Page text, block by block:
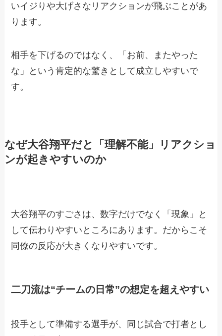
いイジりや大げさなリアクションが飛ぶことがあ
ります。
相手を下げるのではなく、「お前、またやった
な」という肯定的な驚きとして成立しやすいで
す。
なぜ大谷翔平だと「理解不能」リアクショ
ンが起きやすいのか
大谷翔平のすごさは、数字だけでなく「現象」と
して伝わりやすいところにあります。だからこそ
同僚の反応が大きくなりやすいです。
二刀流は“チームの日常”の想定を超えやすい
投手として準備する選手が、同じ試合で打者とし